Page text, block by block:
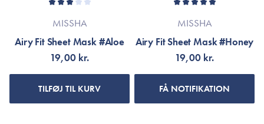
MISSHA
Airy Fit Sheet Mask #Aloe
19,00 kr.
TILFØJ TIL KURV
MISSHA
Airy Fit Sheet Mask #Honey
19,00 kr.
FÅ NOTIFIKATION